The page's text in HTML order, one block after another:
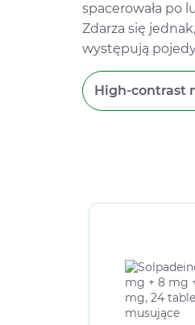
spacerowała po
Zdarza się
występują
High-contrast